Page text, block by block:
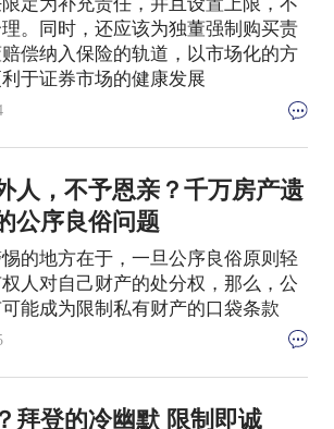
。同时，还应该为独董强制购买责
偿纳入保险的轨道，以市场化的方
于证券市场的健康发展
人，不予恩亲？千万房产遗
公序良俗问题
的地方在于，一旦公序良俗原则轻
人对自己财产的处分权，那么，公
能成为限制私有财产的口袋条款
拜登的冷幽默 限制即诚